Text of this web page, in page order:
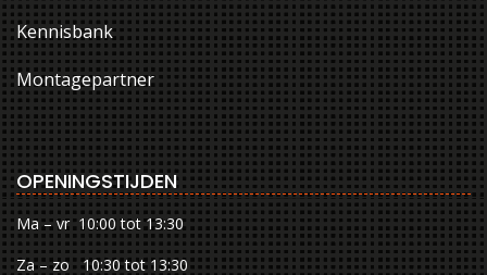
Kennisbank
Montagepartner
OPENINGSTIJDEN
Ma – vr 10:00 tot 13:30
Za – zo 10:30 tot 13:30